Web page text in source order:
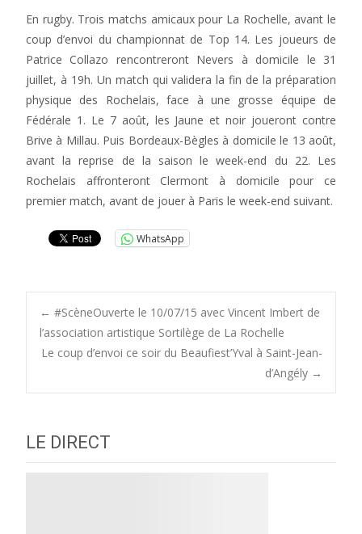
En rugby. Trois matchs amicaux pour La Rochelle, avant le
coup d’envoi du championnat de Top 14. Les joueurs de
Patrice Collazo rencontreront Nevers à domicile le 31
juillet, à 19h. Un match qui validera la fin de la préparation
physique des Rochelais, face à une grosse équipe de
Fédérale 1. Le 7 août, les Jaune et noir joueront contre
Brive à Millau. Puis Bordeaux-Bègles à domicile le 13 août,
avant la reprise de la saison le week-end du 22. Les
Rochelais affronteront Clermont à domicile pour ce
premier match, avant de jouer à Paris le week-end suivant.
WhatsApp
Post
navigation
← #ScèneOuverte le 10/07/15 avec Vincent Imbert de
l’association artistique Sortilège de La Rochelle
Le coup d’envoi ce soir du Beaufiest’Yval à Saint-Jean-
d’Angély →
LE DIRECT